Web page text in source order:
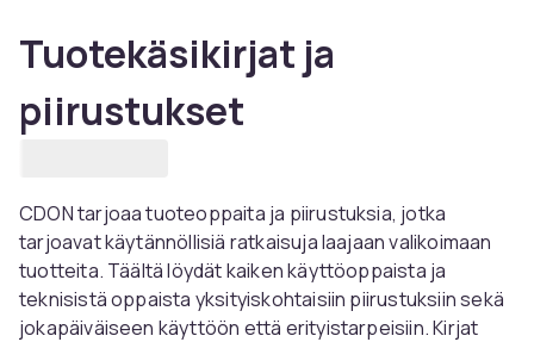
Tuotekäsikirjat ja
piirustukset
CDON tarjoaa tuoteoppaita ja piirustuksia, jotka
tarjoavat käytännöllisiä ratkaisuja laajaan valikoimaan
tuotteita. Täältä löydät kaiken käyttöoppaista ja
teknisistä oppaista yksityiskohtaisiin piirustuksiin sekä
jokapäiväiseen käyttöön että erityistarpeisiin. Kirjat